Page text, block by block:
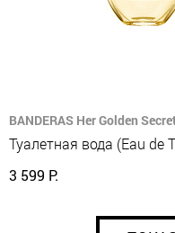
BANDERAS Her Golden
Туалетная вода (Eau de
3 599 Р.